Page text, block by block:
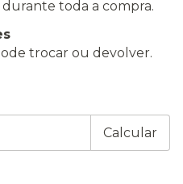
toda a compra.
trocar ou devolver.
Calcular